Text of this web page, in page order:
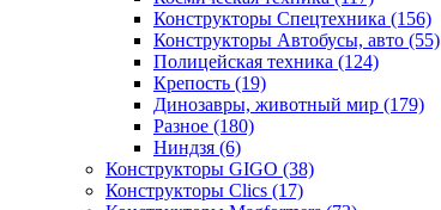
Конструкторы Спецтехника (156)
Конструкторы Автобусы, авто (55)
Полицейская техника (124)
Крепость (19)
Динозавры, животный мир (179)
Разное (180)
Ниндзя (6)
Конструкторы GIGO (38)
Конструкторы Clics (17)